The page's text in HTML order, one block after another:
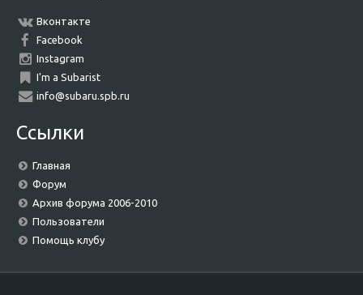
Вконтакте
Facebook
Instagram
I'm a Subarist
info@subaru.spb.ru
Ссылки
Главная
Форум
Архив форума 2006-2010
Пользователи
Помощь клубу